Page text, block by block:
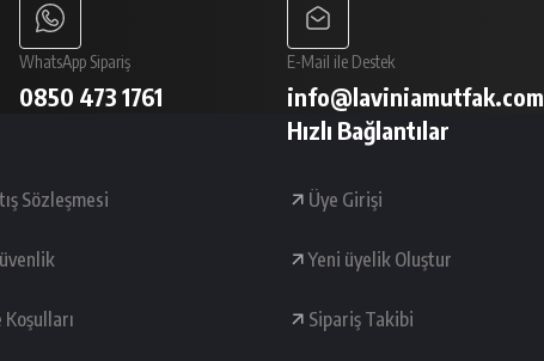
WhatsApp Sipariş
0850 473 1761
E-Mail ile Destek
info@laviniamutfak.com
Sözleşmesi
Hızlı Bağlantılar
Üye Girişi
Yeni üyelik Oluştur
Sipariş Takibi